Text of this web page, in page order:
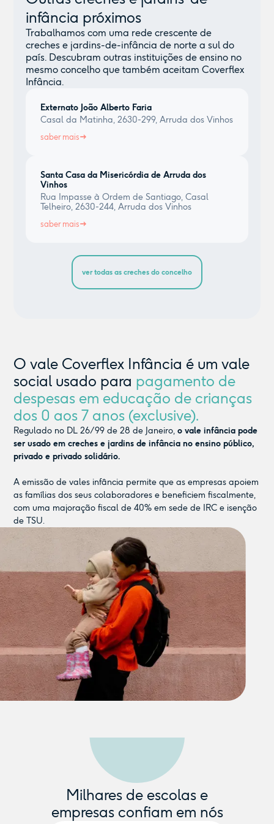
infância próximos
Trabalhamos com uma rede crescente de
creches e jardins-de-infância de norte a sul do
país. Descubram outras instituições de ensino no
mesmo concelho que também aceitam Coverflex
Infância.
Externato João Alberto Faria
Casal da Matinha, 2630-299, Arruda dos Vinhos
saber mais
Santa Casa da Misericórdia de Arruda dos
Vinhos
Rua Impasse à Ordem de Santiago, Casal
Telheiro, 2630-244, Arruda dos Vinhos
saber mais
ver todas as creches do concelho
O vale Coverflex Infância é um vale
social usado para pagamento de
despesas em educação de crianças
dos 0 aos 7 anos (exclusive).
Regulado no DL 26/99 de 28 de Janeiro,o vale infância pode
ser usado em creches e jardins de infância no ensino público,
privado e privado solidário.
A emissão de vales infância permite que as empresas apoiem
as famílias dos seus colaboradores e beneficiem fiscalmente,
com uma majoração fiscal de 40% em sede de IRC e isenção
de TSU.
Milhares de escolas e
empresas confiam em nós